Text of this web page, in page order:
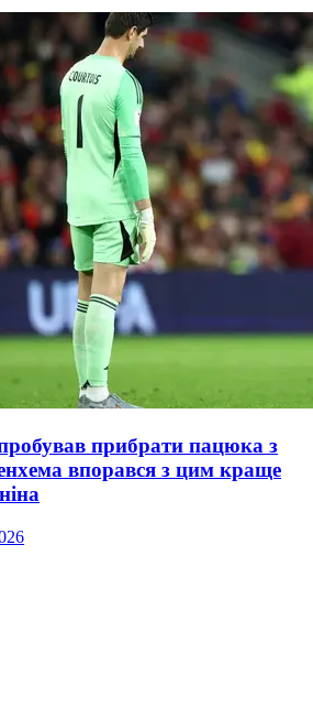
прибрати пацюка з
впорався з цим краще